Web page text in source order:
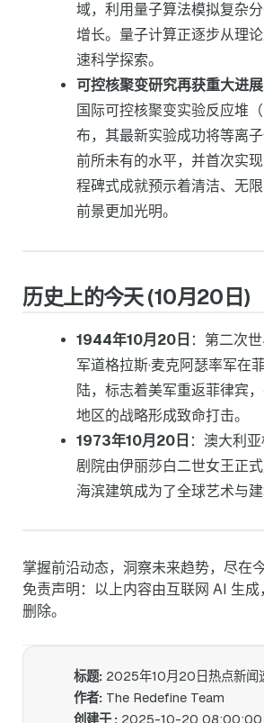
域，利用量子算法模拟复杂
增长。量子计算正逐步从理
速科学探索。
可控核聚变研究再获重大进
国际可控核聚变实验反应堆
布，其最新实验成功将等离
前所未有的水平，并首次实
程碑式成就预示着清洁、无
前景更加光明。
历史上的今天 (10月20日)
1944年10月20日 ：第二次
军道格拉斯·麦克阿瑟率军在
陆，标志着美军重返菲律宾
地区的战略形成致命打击。
1973年10月20日 ：澳大利
剧院由伊丽莎白二世女王正
海滨建筑成为了全球艺术与建
掌握前沿动态，洞察未来趋势，尽在
免责声明：以上内容由互联网 AI 生
删除。
标题: 2025年10月20日热点新闻
作者: The Redefine Team
创建于 : 2025-10-20 08:00:00